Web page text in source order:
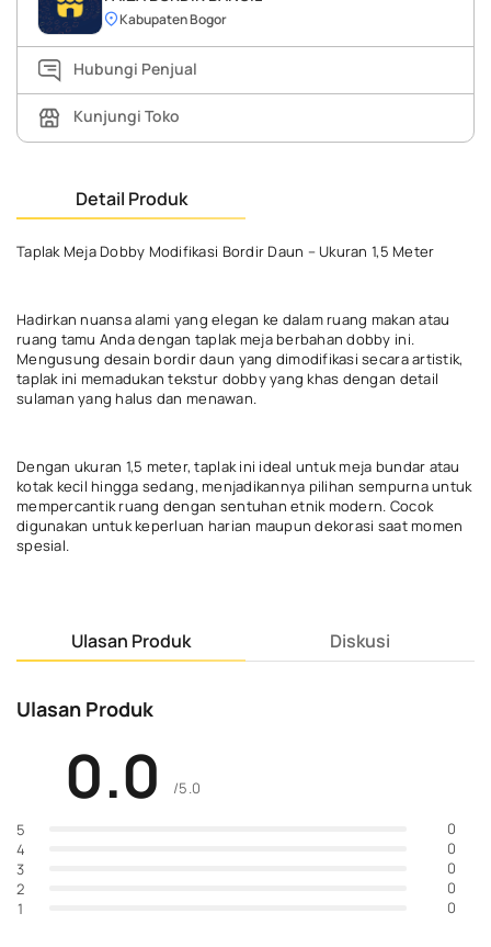
Kabupaten Bogor
Hubungi Penjual
Kunjungi Toko
Detail Produk
Taplak Meja Dobby Modifikasi Bordir Daun – Ukuran 1,5 Meter
Hadirkan nuansa alami yang elegan ke dalam ruang makan atau
ruang tamu Anda dengan taplak meja berbahan dobby ini.
Mengusung desain bordir daun yang dimodifikasi secara artistik,
taplak ini memadukan tekstur dobby yang khas dengan detail
sulaman yang halus dan menawan.
Dengan ukuran 1,5 meter, taplak ini ideal untuk meja bundar atau
kotak kecil hingga sedang, menjadikannya pilihan sempurna untuk
mempercantik ruang dengan sentuhan etnik modern. Cocok
digunakan untuk keperluan harian maupun dekorasi saat momen
spesial.
Ulasan Produk Diskusi
Ulasan Produk
0.0 /5.0
5
0
4
0
3
0
2
0
1
0